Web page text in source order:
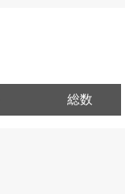
総数